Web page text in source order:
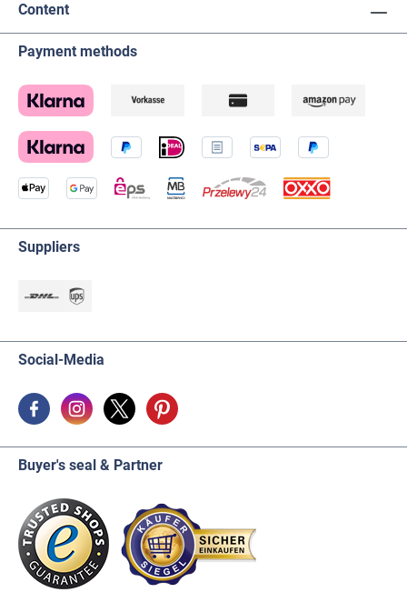
Content
Payment methods
Suppliers
Social-Media
Buyer's seal & Partner